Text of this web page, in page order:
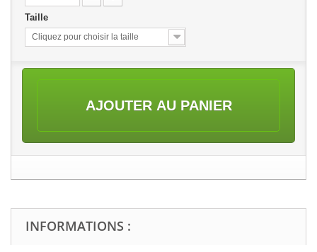
Taille
Cliquez pour choisir la taille
AJOUTER AU PANIER
INFORMATIONS :